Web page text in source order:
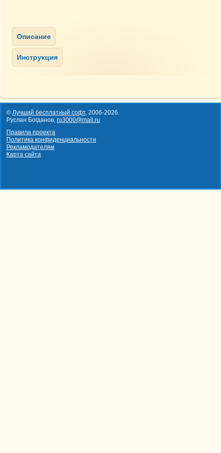
© Лучший бесплатный софт, 2006-2026.
Руслан Богданов, ru3000@mail.ru
Правила проекта
Политика конфиденциальности
Рекламодателям
Карта сайта